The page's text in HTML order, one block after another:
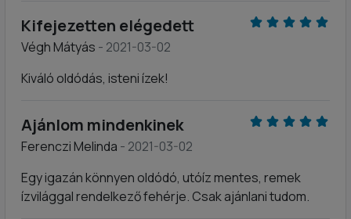
Kifejezetten elégedett
Végh Mátyás - 2021-03-02
Kiváló oldódás, isteni ízek!
Ajánlom mindenkinek
Ferenczi Melinda - 2021-03-02
Egy igazán könnyen oldódó, utóíz mentes, remek
ízvilággal rendelkező fehérje. Csak ajánlani tudom.